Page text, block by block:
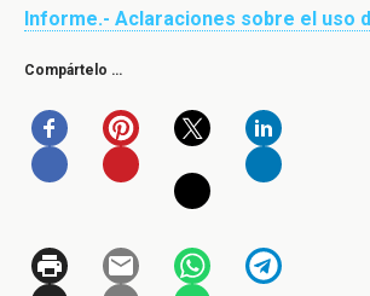
Informe.- Aclaraciones sobre el uso
Compártelo …